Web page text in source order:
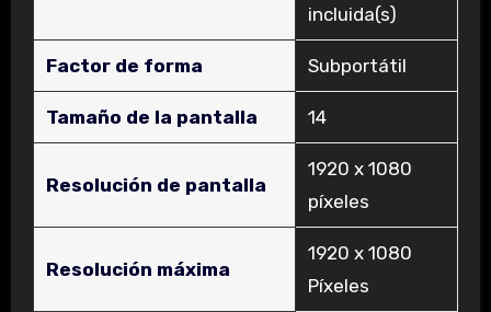
incluida(s)
Factor de forma ‎Subportátil
Tamaño de la pantalla ‎14
Resolución de pantalla
‎1920 x 1080
píxeles
Resolución máxima
‎1920 x 1080
Píxeles